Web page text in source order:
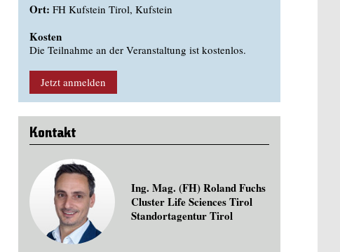
Ort: FH Kufstein Tirol, Kufstein
Kosten
Die Teilnahme an der Veranstaltung ist kostenlos.
Jetzt anmelden
Kontakt
Ing. Mag. (FH) Roland Fuchs
Cluster Life Sciences Tirol
Standortagentur Tirol